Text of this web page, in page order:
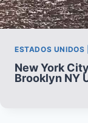
ESTADOS UNIDOS
New York
Brooklyn NY